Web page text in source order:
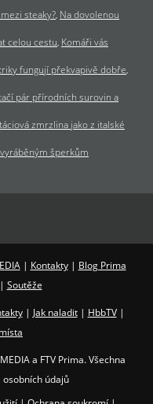
steaky? Na dovolenou
celou cestu Komáři vás
fungují překvapivě dobře
pár přírodních surovin a
zmrzlina jako z italské
šperkům
| Kontakty| Blog Prima
| Soutěže
| Jak naladit| HbbTV|
a FTV Prima. Všechna
osobních údajů